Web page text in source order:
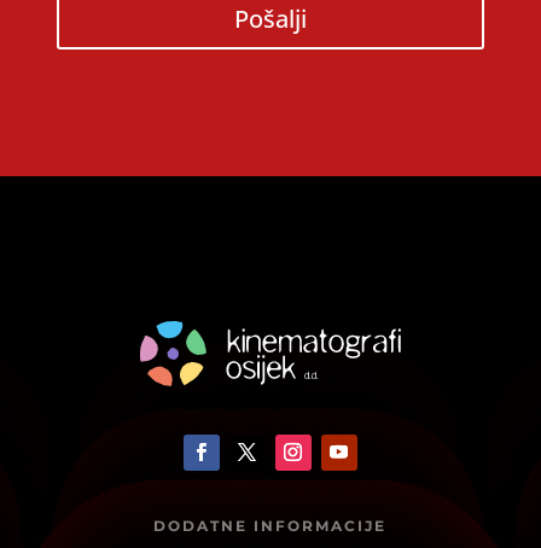
Pošalji
DODATNE INFORMACIJE